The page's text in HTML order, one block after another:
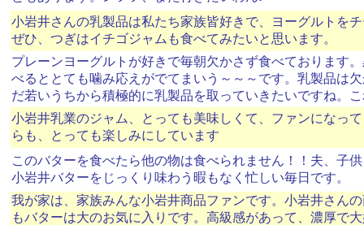
小岩井さんの乳製品は私たち家族皆好きで、ヨーグルトを
ぜひ、つぎはイチゴジャムも食べてみたいと思います。
プレーンヨーグルトが好きで毎朝欠かさず食べております
べるととても噛み応えがでてまいう～～～です。乳製品は
だ若いうちから積極的に乳製品を取っていきたいですね。
小岩井乳業のジャム、とっても美味しくて、ファンになっ
らも、とっても楽しみにしています
このバターを食べたら他の物は食べられません！！夫、子
小岩井バターをじっくり味わう暇もなく忙しい毎日です。
我が家は、家族みんな小岩井商品ファンです。小岩井さん
もバターは大のお気に入りです。高級感があって、濃厚で